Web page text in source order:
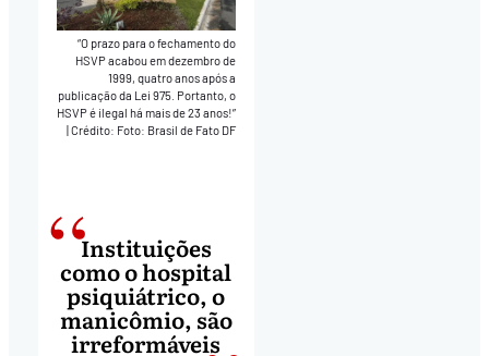
“O prazo para o fechamento do
HSVP acabou em dezembro de
1999, quatro anos após a
publicação da Lei 975. Portanto, o
HSVP é ilegal há mais de 23 anos!”
Crédito: Foto: Brasil de Fato DF
Instituições
como o hospital
psiquiátrico, o
manicômio, são
irreformáveis